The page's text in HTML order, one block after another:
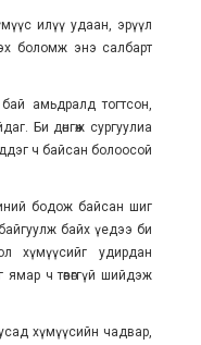
илүү удаан, эрүүл
боломж энэ салбарт
амьдралд тогтсон,
Би дөнгөж сургуулиа
ч байсан болоосой
бодож байсан шиг
байх үедээ би
хүмүүсийг удирдан
ч төвөггүй шийдэж
хүмүүсийн чадвар,